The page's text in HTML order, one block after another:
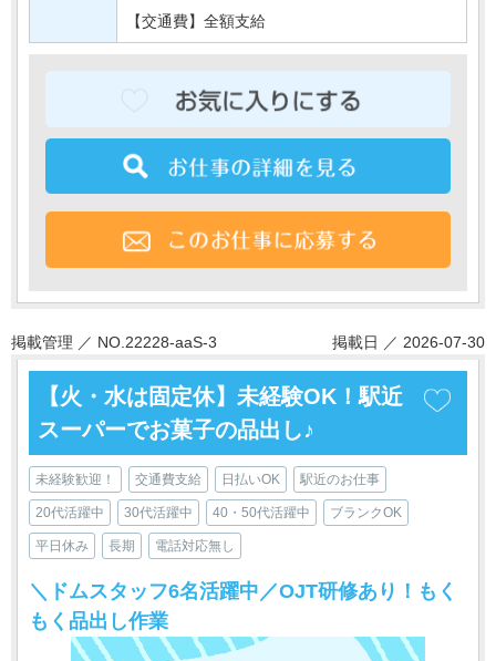
【交通費】全額支給
掲載管理 ／ NO.22228-aaS-3 掲載日 ／ 2026-07-30
【火・水は固定休】未経験OK！駅近
スーパーでお菓子の品出し♪
未経験歓迎！ 交通費支給 日払いOK 駅近のお仕事
20代活躍中 30代活躍中 40・50代活躍中 ブランクOK
平日休み 長期 電話対応無し
＼ドムスタッフ6名活躍中／OJT研修あり！もく
もく品出し作業